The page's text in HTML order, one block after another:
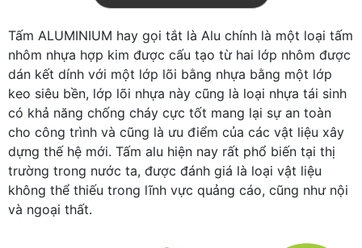
Tấm ALUMINIUM hay gọi tắt là Alu chính là một loại tấm
nhôm nhựa hợp kim được cấu tạo từ hai lớp nhôm được
dán kết dính với một lớp lõi bằng nhựa bằng một lớp
keo siêu bền, lớp lõi nhựa này cũng là loại nhựa tái sinh
có khả năng chống cháy cực tốt mang lại sự an toàn
cho công trình và cũng là ưu điểm của các vật liệu xây
dựng thế hệ mới. Tấm alu hiện nay rất phổ biến tại thị
trường trong nước ta, được đánh giá là loại vật liệu
không thể thiếu trong lĩnh vực quảng cáo, cũng như nội
và ngoại thất.